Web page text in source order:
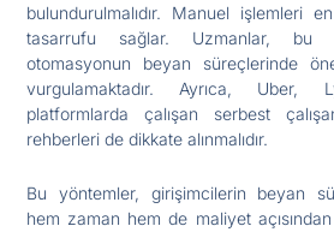
bulundurulmalıdır. Manuel işlemleri
tasarrufu sağlar. Uzmanlar, bu
otomasyonun beyan süreçlerinde
vurgulamaktadır. Ayrıca, Uber,
platformlarda çalışan serbest
rehberleri de dikkate alınmalıdır.
Bu yöntemler, girişimcilerin beyan
hem zaman hem de maliyet